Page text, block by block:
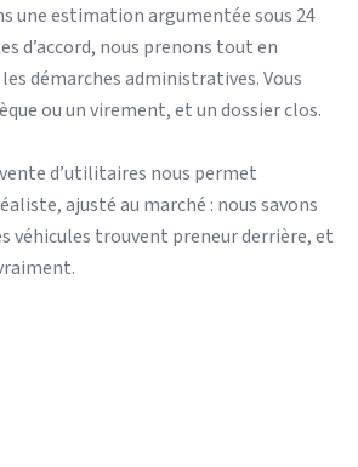
une estimation argumentée sous 24
d’accord, nous prenons tout en
démarches administratives. Vous
ou un virement, et un dossier clos.
d’utilitaires nous permet
ajusté au marché : nous savons
véhicules trouvent preneur derrière, et